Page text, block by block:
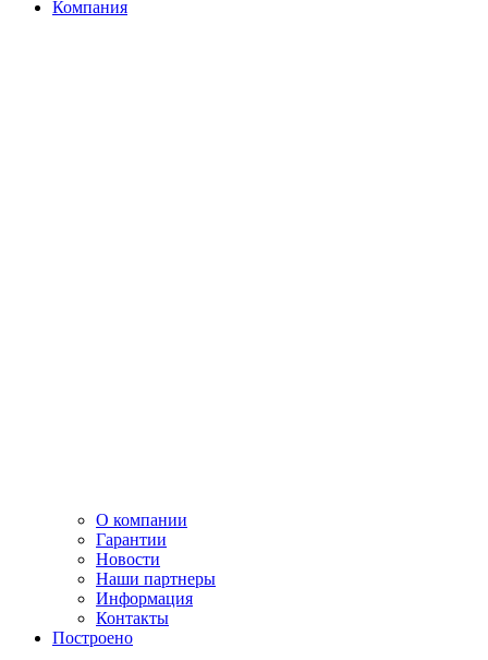
Компания
О компании
Гарантии
Новости
Наши партнеры
Информация
Контакты
Построено